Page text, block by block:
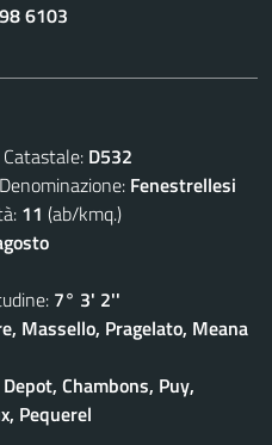
6103
D532
Fenestrellesi
11 (ab/kmq.)
7° 3' 2''
Massello, Pragelato, Meana
Chambons, Puy,
Pequerel